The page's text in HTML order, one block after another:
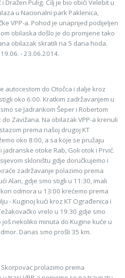
Dražen Pulig. Cilj je bio obići Velebit u
u Nacionalni park Paklenica,
VPP-a. Pohod je unaprijed podijeljen
obilaska došlo je do promjene tako
obilazak skratili na 5 dana hoda.
- 23.06.2014.
autocestom do Otočca i dalje kroz
oko 6:00. Kratkim zadržavanjem u
se Jadrankom Šeper i Robertom
Zavižana. Na obilazak VPP-a krenuli
prema našoj drugoj KT
oko 8:00, a sa koje se pružaju
otoke Rab, Goli otok i Prvić.
skloništu gdje doručkujemo i
zadržavanje polazimo prema
Alan, gdje smo stigli u 11:30, imali
odmora u 13:00 krećemo prema
- Kuginoj kući kroz KT Ograđenica i
vrelo u 19:30 gdje smo
nekoliko minuta do Kugine kuće u
Danas smo prošli 35 km.
prolazimo prema